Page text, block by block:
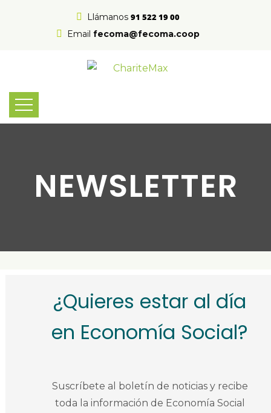
Llámanos 91 522 19 00
Email fecoma@fecoma.coop
NEWSLETTER
¿Quieres estar al día
en Economía Social?
Suscríbete al boletín de noticias y recibe
toda la información de Economía Social